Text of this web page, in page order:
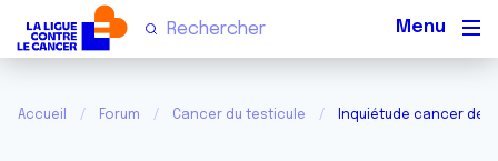
Accueil Forum Cancer du testicule Inquiétude cancer des